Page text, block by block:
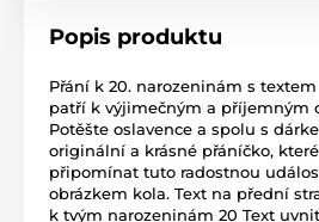
Popis produktu
Přání k 20. narozeninám s
patří k výjimečným a příjemným
Potěšte oslavence a spolu s
originální a krásné přáníčko,
připomínat tuto radostnou
obrázkem kola. Text na přední
k tvým narozeninám 20 Text